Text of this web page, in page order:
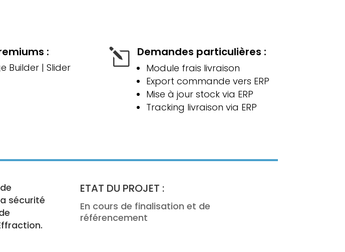
:
Builder | Slider
l Demandes particulières :
Module frais livraison
Export commande vers ERP
Mise à jour stock via ERP
Tracking livraison via ERP
sécurité
ETAT DU PROJET :
En cours de finalisation et de
référencement